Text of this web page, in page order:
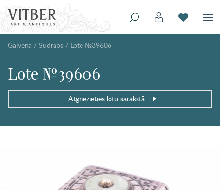
Galvenā / Sudrabs / Lote №39606
Lote №39606
Atgriezieties lotu sarakstā